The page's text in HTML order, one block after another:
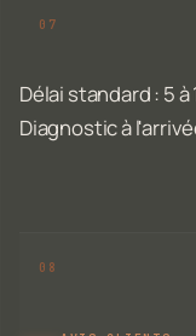
Délai standard : 5
Diagnostic à